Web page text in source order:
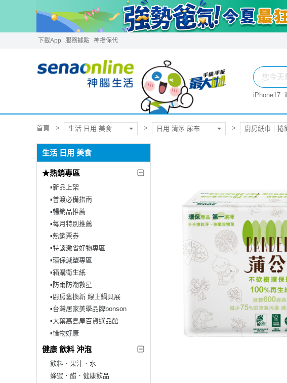
下載App 服務據點 神揚保代
iPhone17
首頁 生活 日用 美食 日用 清潔 尿布
生活 日用 美食
★熱銷專區
▪︎新品上架
▪︎普渡必備指南
▪︎暢銷品推薦
▪︎每月特別推薦
▪︎熱銷票券
▪︎特談激省好物專區
▪︎環保減塑專區
▪︎箱購衛生紙
▪︎防雨防潮救星
▪︎廚房舊換新 線上鍋具展
▪︎台灣居家美學品牌bonson
▪︎大葉高島屋百貨選品館
▪︎惜物好康
健康 飲料 沖泡
飲料．果汁．水
蜂蜜．醋．健康飲品